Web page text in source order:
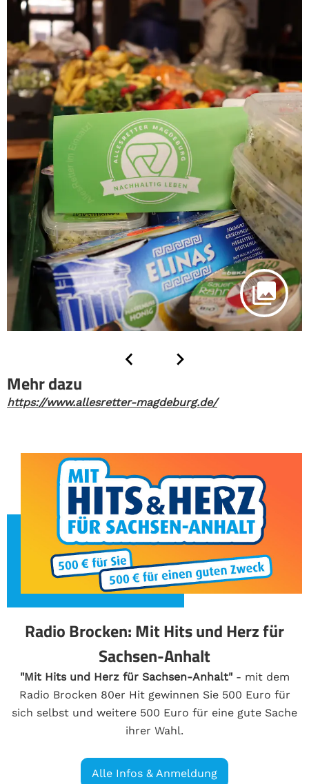
Mehr dazu
https://www.allesretter-magdeburg.de/
Radio Brocken: Mit Hits und Herz für
Sachsen-Anhalt
"Mit Hits und Herz für Sachsen-Anhalt" - mit dem
Radio Brocken 80er Hit gewinnen Sie 500 Euro für
sich selbst und weitere 500 Euro für eine gute Sache
ihrer Wahl.
Alle Infos & Anmeldung